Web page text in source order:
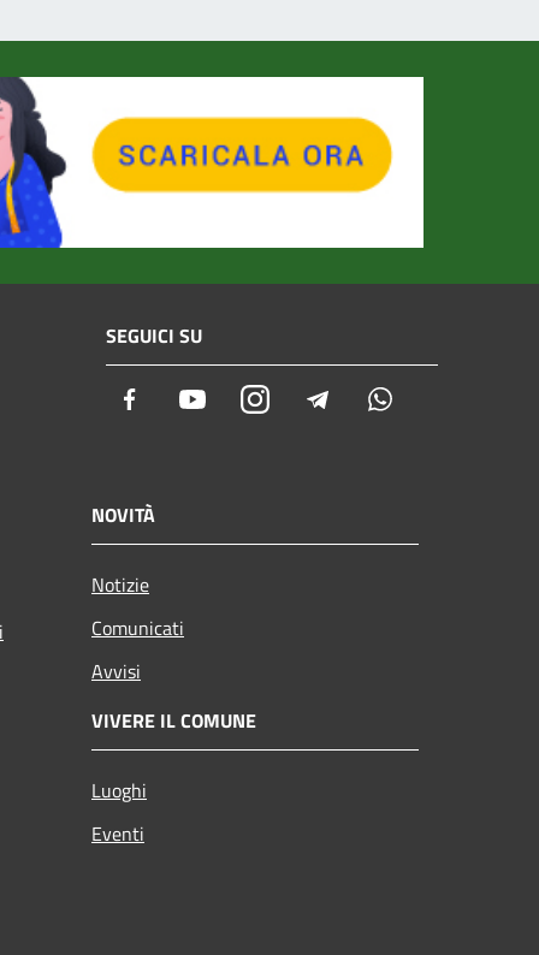
SEGUICI SU
Facebook YoutubeInstagramTelegram
NOVITÀ
Notizie
Comunicati
Avvisi
VIVERE IL COMUNE
Luoghi
Eventi